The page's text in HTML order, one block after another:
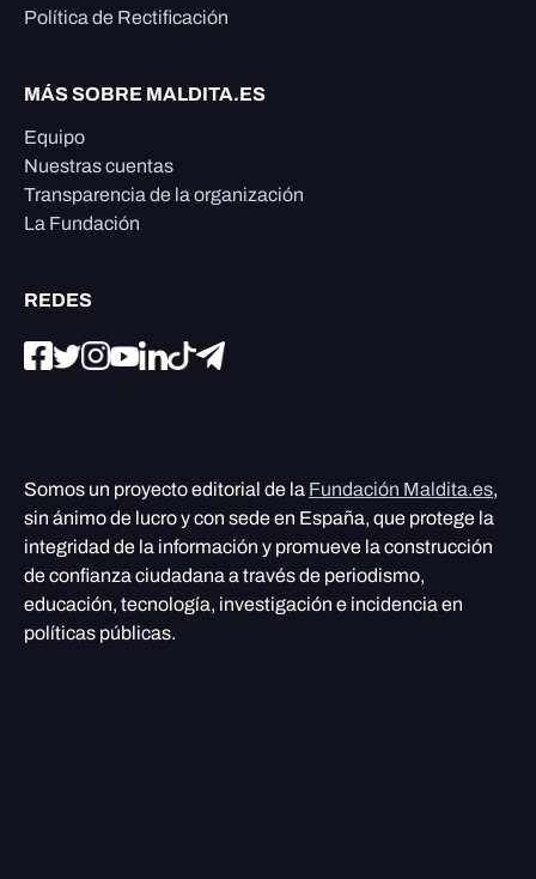
Política de Rectificación
MÁS SOBRE MALDITA.ES
Equipo
Nuestras cuentas
Transparencia de la organización
La Fundación
REDES
Somos un proyecto editorial de la Fundación Maldita.es,
sin ánimo de lucro y con sede en España, que protege la
integridad de la información y promueve la construcción
de confianza ciudadana a través de periodismo,
educación, tecnología, investigación e incidencia en
políticas públicas.